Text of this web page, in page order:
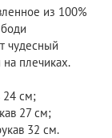
из 100%
чудесный
плечиках.
24 см;
27 см;
32 см.